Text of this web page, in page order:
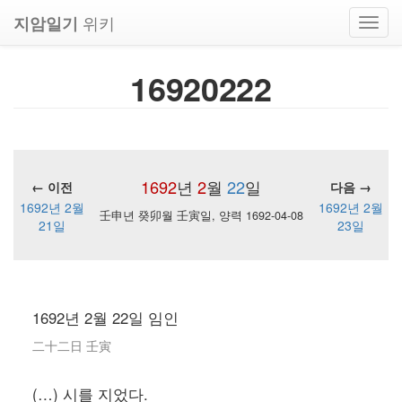
지암일기 위키
16920222
1692년 2월 22일
← 이전
다음 →
1692년 2월
21일
壬申년 癸卯월 壬寅일, 양력 1692-04-08
1692년 2월
23일
1692년 2월 22일 임인
二十二日 壬寅
(…) 시를 지었다.